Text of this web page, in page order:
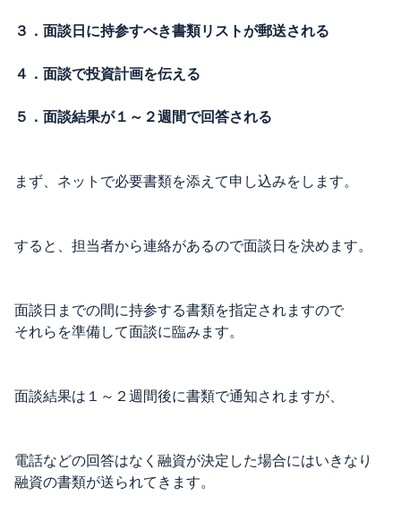
３．面談日に持参すべき書類リストが郵送される
４．面談で投資計画を伝える
５．面談結果が１～２週間で回答される
まず、ネットで必要書類を添えて申し込みをします。
すると、担当者から連絡があるので面談日を決めます。
面談日までの間に持参する書類を指定されますので
それらを準備して面談に臨みます。
面談結果は１～２週間後に書類で通知されますが、
電話などの回答はなく融資が決定した場合にはいきなり
融資の書類が送られてきます。